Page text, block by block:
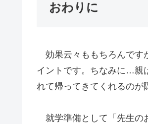
おわりに
効果云々ももちろんです
イントです。ちなみに…親
れて帰ってきてくれるのが
就学準備として「先生の